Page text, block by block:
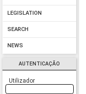
LEGISLATION
SEARCH
NEWS
AUTENTICAÇÃO
Utilizador